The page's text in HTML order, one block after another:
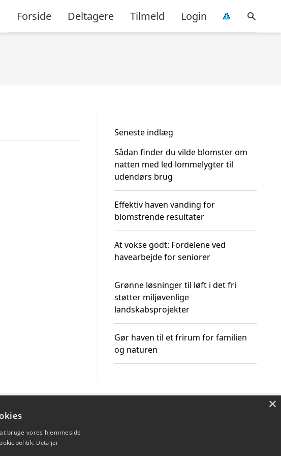
Forside Deltagere Tilmeld Login
Seneste indlæg
Sådan finder du vilde blomster om
natten med led lommelygter til
udendørs brug
Effektiv haven vanding for
blomstrende resultater
At vokse godt: Fordelene ved
havearbejde for seniorer
Grønne løsninger til løft i det fri
støtter miljøvenlige
landskabsprojekter
Gør haven til et frirum for familien
og naturen
×
bruge vores hjemmeside
Detaljer